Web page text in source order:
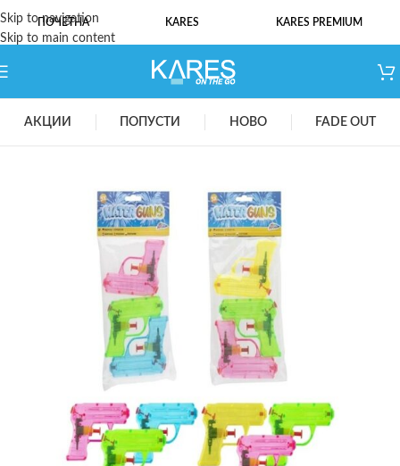
Skip to navigation
Skip to main content
ПОЧЕТНА KARES KARES PREMIUM
АКЦИИ ПОПУСТИ НОВО FADE OUT